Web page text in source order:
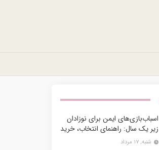
اسباب‌بازی‌های ایمن برای نوزادان
زیر یک سال: راهنمای انتخاب، خرید
و نگهداری
شنبه, ۱۷ مرداد